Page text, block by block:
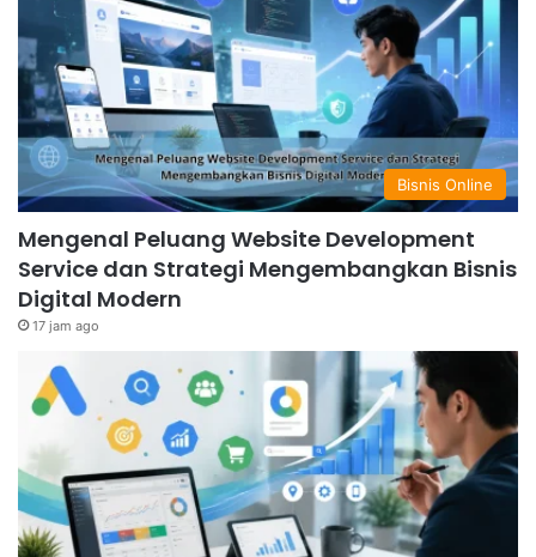
Bisnis Online
Mengenal Peluang Website Development
Service dan Strategi Mengembangkan Bisnis
Digital Modern
17 jam ago